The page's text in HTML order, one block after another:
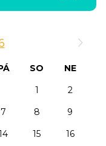
SO
NE
1
2
7 8
9
15
16